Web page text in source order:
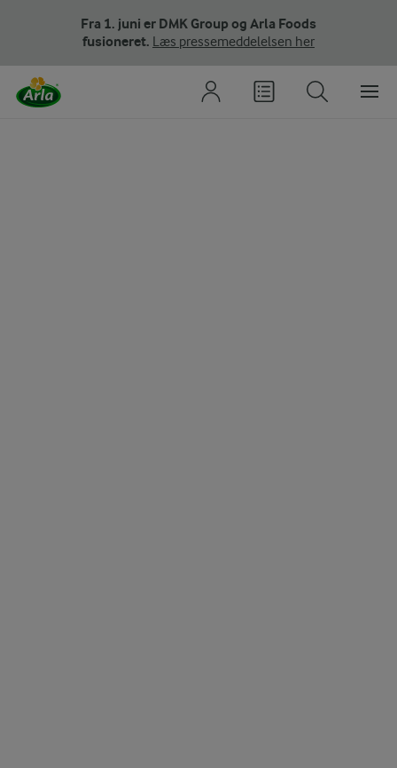
Fra 1. juni er DMK Group og Arla Foods
fusioneret. Læs pressemeddelelsen her